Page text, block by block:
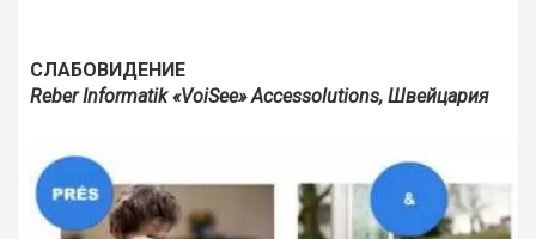
СЛАБОВИДЕНИЕ
ReberInformatik «VoiSee»Accessolutions, Швейцария